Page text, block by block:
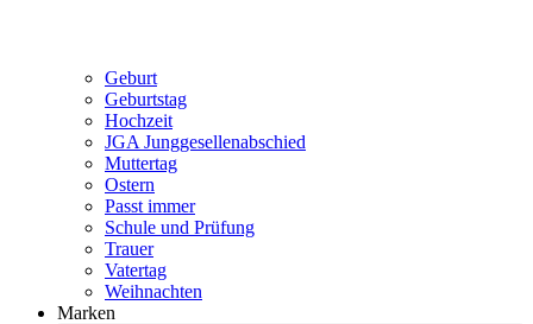
Geburt
Geburtstag
Hochzeit
JGA Junggesellenabschied
Muttertag
Ostern
Passt immer
Schule und Prüfung
Trauer
Vatertag
Weihnachten
Marken